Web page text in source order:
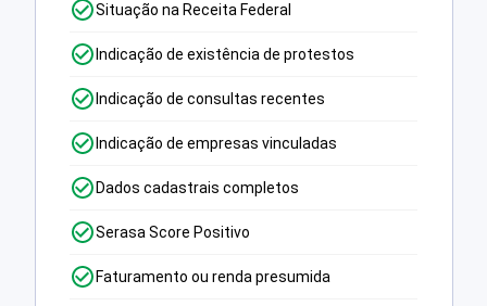
Situação na Receita Federal
Indicação de existência de protestos
Indicação de consultas recentes
Indicação de empresas vinculadas
Dados cadastrais completos
Serasa Score Positivo
Faturamento ou renda presumida